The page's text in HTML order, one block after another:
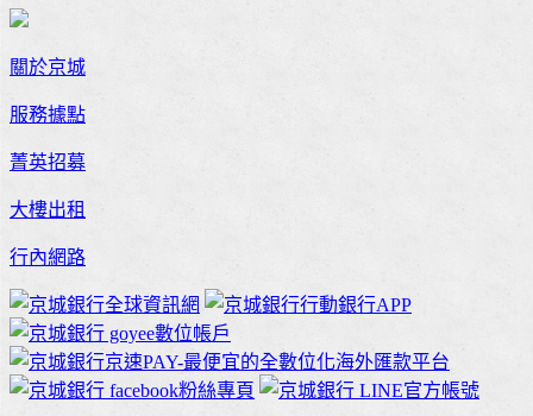
關於京城
服務據點
菁英招募
大樓出租
行內網路